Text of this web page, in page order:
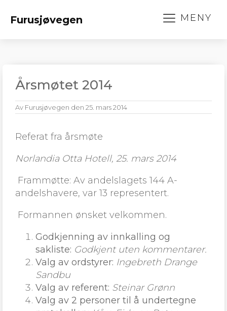
Furusjøvegen MENY
Årsmøtet 2014
Av Furusjøvegen den 25. mars 2014
Referat fra årsmøte
Norlandia Otta Hotell, 25. mars 2014
Frammøtte: Av andelslagets 144 A-
andelshavere, var 13 representert.
Formannen ønsket velkommen.
Godkjenning av innkalling og
sakliste: Godkjent uten kommentarer.
Valg av ordstyrer: Ingebreth Drange
Sandbu
Valg av referent: Steinar Grønn
Valg av 2 personer til å undertegne